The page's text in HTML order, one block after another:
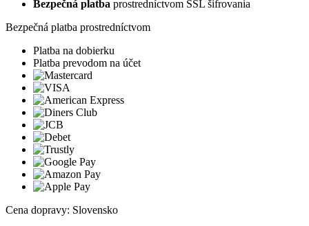
Bezpečná platba prostredníctvom SSL šifrovania
Bezpečná platba prostredníctvom
Platba na dobierku
Platba prevodom na účet
Cena dopravy: Slovensko